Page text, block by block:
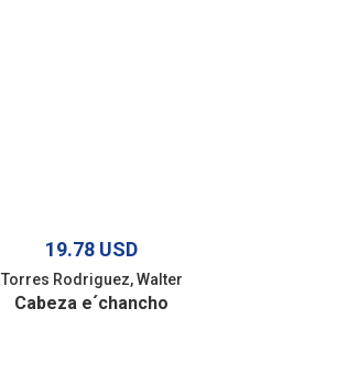
19.78 USD
Torres Rodriguez, Walter
Cabeza e´chancho